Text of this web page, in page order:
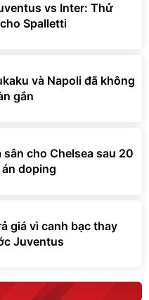
vs Inter: Thử
Spalletti
và Napoli đã không
gắn
sân cho Chelsea sau 20
doping
giá vì canh bạc thay
Juventus